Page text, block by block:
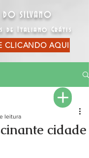
DO SILVANO
de Italiano Grátis
CLICANDO AQUI
cidade
leitura